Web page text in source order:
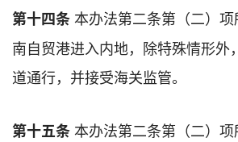
第十四条本办法第二条第（二）
南自贸港进入内地，除特殊情形外
道通行，并接受海关监管。
第十五条本办法第二条第（二）